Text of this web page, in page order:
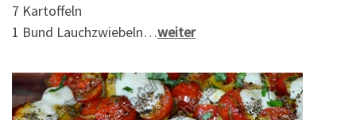
7 Kartoffeln
1 Bund Lauchzwiebeln…weiter